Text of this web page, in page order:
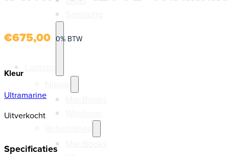
€675,00 0% BTW
Kleur
Ultramarine
Uitverkocht
Specificaties